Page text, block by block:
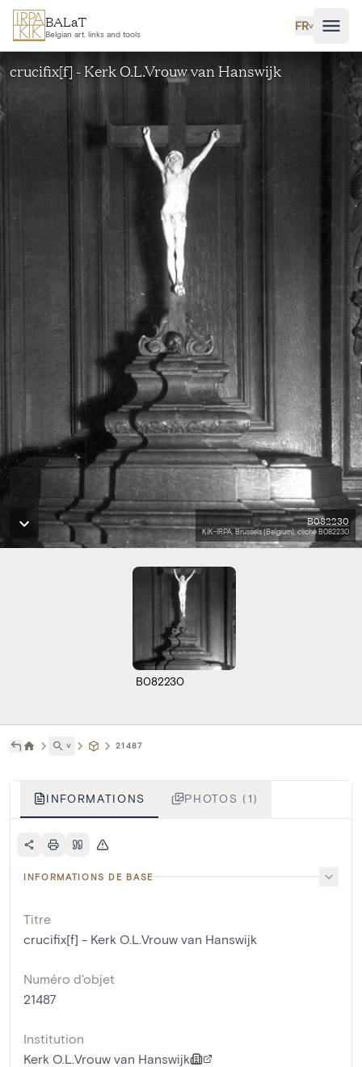
Aller au contenu principal
BALaT
Belgian art, links and tools
FR˅
crucifix[f] - Kerk O.L.Vrouw van Hanswijk
B082230
KIK-IRPA, Brussels (Belgium), cliché B082230
B082230
˅ 21487
INFORMATIONS PHOTOS (1)
INFORMATIONS DE BASE
Titre
crucifix[f] - Kerk O.L.Vrouw van Hanswijk
Numéro d'objet
21487
Institution
Kerk O.L.Vrouw van Hanswijk